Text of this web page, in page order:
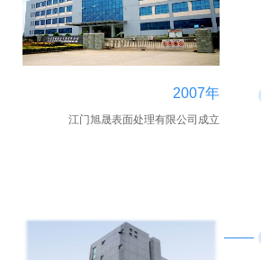
2007年
江门旭晟表面处理有限公司成立